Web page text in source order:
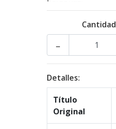
Cantidad
-
Detalles:
Título
Original